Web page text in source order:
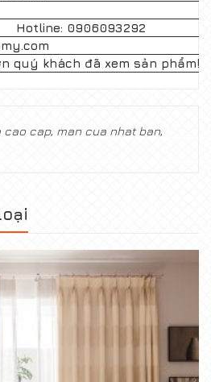
Hotline: 0906093292
quý khách đã xem sản phẩm!
cao cap, man cua nhat ban,